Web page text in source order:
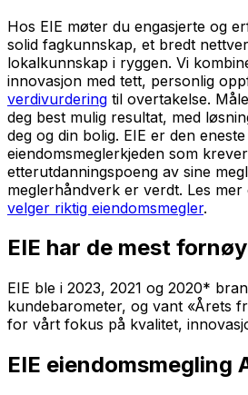
Hos EIE møter du engasjerte og
solid fagkunnskap, et bredt
lokalkunnskap i ryggen. Vi
innovasjon med tett, personlig
verdivurdering til overtakelse.
deg best mulig resultat, med
deg og din bolig. EIE er den eneste
eiendomsmeglerkjeden som
etterutdanningspoeng av sine
meglerhåndverk er verdt. Les mer
velger riktig eiendomsmegler.
EIE har de mest
EIE ble i 2023, 2021 og 2020*
kundebarometer, og vant «Årets
for vårt fokus på kvalitet,
EIE eiendomsmegling